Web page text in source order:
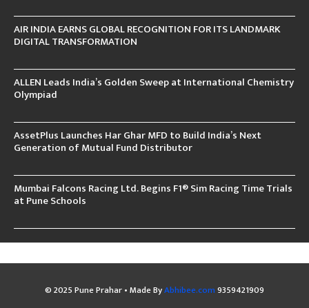
AIR INDIA EARNS GLOBAL RECOGNITION FOR ITS LANDMARK
DIGITAL TRANSFORMATION
ALLEN Leads India’s Golden Sweep at International Chemistry
Olympiad
AssetPlus Launches Har Ghar MFD to Build India’s Next
Generation of Mutual Fund Distributor
Mumbai Falcons Racing Ltd. Begins F1® Sim Racing Time Trials
at Pune Schools
© 2025 Pune Prahar • Made ByAbhibee.com9359421909